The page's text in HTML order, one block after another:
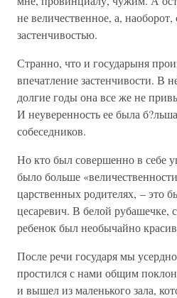
не величественное, а,
застенчивостью.
Странно, что и государыня
впечатление застенчивости. В
долгие годы она все же не
И неуверенность ее была
собеседников.
Но кто был совершенно в себе
было больше
царственных родителях, – это
цесаревич. В белой рубашечке,
ребенок был необычайно
После речи государя мы
простился с нами общим
и вышел из маленького зала,